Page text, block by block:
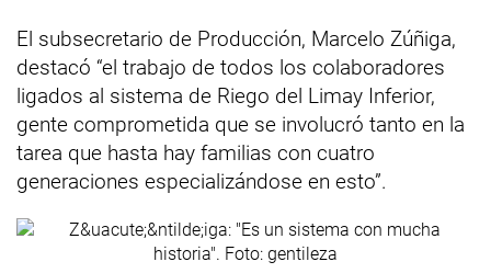
El subsecretario de Producción, Marcelo Zúñiga,
destacó “el trabajo de todos los colaboradores
ligados al sistema de Riego del Limay Inferior,
gente comprometida que se involucró tanto en la
tarea que hasta hay familias con cuatro
generaciones especializándose en esto”.